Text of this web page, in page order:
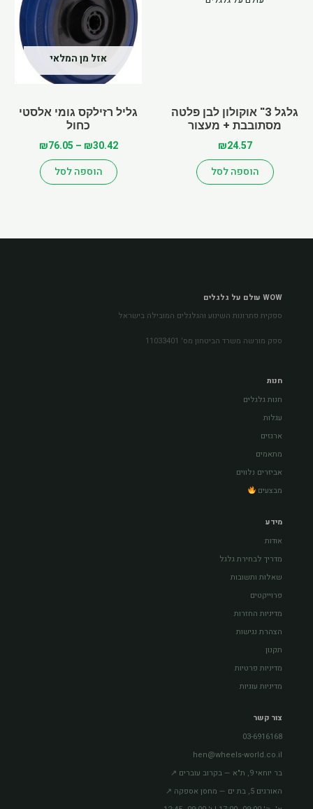
גלגל 3" אוקולון לבן פלטה
מסתובבת + מעצור
₪24.57
הוספה לסל
אזל מן המלאי
גליל רזילקס גומי אלסטי
כחול
₪30.42
–
₪76.05
₪76.05
הוספה לסל
סוגים.
ניתן
לבחור
את
בעמוד
המוצר
WOW עולם על גלגלים
ספקית פתרונות השינוע והגלגלים המובילה בישראל
ספק מורשה משרד הביטחון מס׳ 11033401
חנות
חנות גלגלים
עגלות
ארגזים
מתאמים
אביזרים נלווים
מבצעים
מידע
אודות
מדריך לבחירת גלגל
שאלות ותשובות
פרוייקטים
מדיניות החזרות
הצהרת נגישות
תקנון
מדיניות פרטיות
מדיניות עוגיות
צור קשר
03-6916168
hen@wheels-world.co.il
בר יוחאי 9, ת"א — בקרוב עוברים ↗
האורגים 5, בת ים — מחסן אספקה ↗